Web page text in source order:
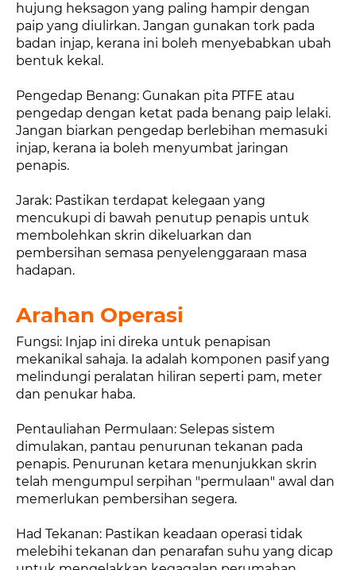
hujung heksagon yang paling hampir dengan
paip yang diulirkan. Jangan gunakan tork pada
badan injap, kerana ini boleh menyebabkan ubah
bentuk kekal.
Pengedap Benang: Gunakan pita PTFE atau
pengedap dengan ketat pada benang paip lelaki.
Jangan biarkan pengedap berlebihan memasuki
injap, kerana ia boleh menyumbat jaringan
penapis.
Jarak: Pastikan terdapat kelegaan yang
mencukupi di bawah penutup penapis untuk
membolehkan skrin dikeluarkan dan
pembersihan semasa penyelenggaraan masa
hadapan.
Arahan Operasi
Fungsi: Injap ini direka untuk penapisan
mekanikal sahaja. Ia adalah komponen pasif yang
melindungi peralatan hiliran seperti pam, meter
dan penukar haba.
Pentauliahan Permulaan: Selepas sistem
dimulakan, pantau penurunan tekanan pada
penapis. Penurunan ketara menunjukkan skrin
telah mengumpul serpihan "permulaan" awal dan
memerlukan pembersihan segera.
Had Tekanan: Pastikan keadaan operasi tidak
melebihi tekanan dan penarafan suhu yang dicap